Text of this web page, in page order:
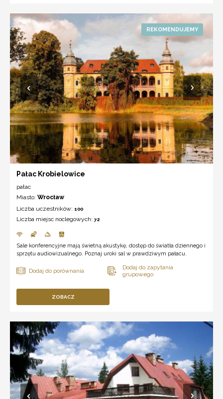
Pałac Krobielowice
pałac
Miasto: Wrocław
Liczba uczestników: 100
Liczba miejsc noclegowych: 72
Sale konferencyjne mają świetną akustykę, dostęp do światła dziennego i
sprzętu audiowizualnego. Poznaj uroki sal w prawdziwym pałacu.
ZOBACZ